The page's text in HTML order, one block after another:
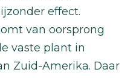
effect.
van oorsprong
vaste plant in
Zuid-Amerika. Daar